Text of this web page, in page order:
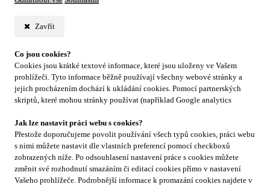
Zavřít
Co jsou cookies?
Cookies jsou krátké textové informace, které jsou uloženy ve Vašem
prohlížeči. Tyto informace běžně používají všechny webové stránky a
jejich procházením dochází k ukládání cookies. Pomocí partnerských
skriptů, které mohou stránky používat (například Google analytics
Jak lze nastavit práci webu s cookies?
Přestože doporučujeme povolit používání všech typů cookies, práci webu
s nimi můžete nastavit dle vlastních preferencí pomocí checkboxů
zobrazených níže. Po odsouhlasení nastavení práce s cookies můžete
změnit své rozhodnutí smazáním či editací cookies přímo v nastavení
Vašeho prohlížeče. Podrobnější informace k promazání cookies najdete v